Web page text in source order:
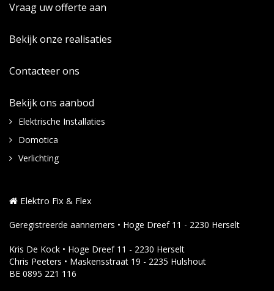
Vraag uw offerte aan
Bekijk onze realisaties
Contacteer ons
Bekijk ons aanbod
Elektrische Installaties
Domotica
Verlichting
Elektro Fix & Flex
Geregistreerde aannemers • Hoge Dreef 11 - 2230 Herselt
Kris De Kock • Hoge Dreef 11 - 2230 Herselt
Chris Peeters • Maskensstraat 19 - 2235 Hulshout
BE 0895 221 116